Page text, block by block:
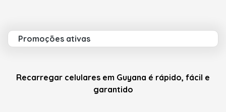
Promoções ativas
Recarregar celulares em Guyana é rápido, fácil e
garantido